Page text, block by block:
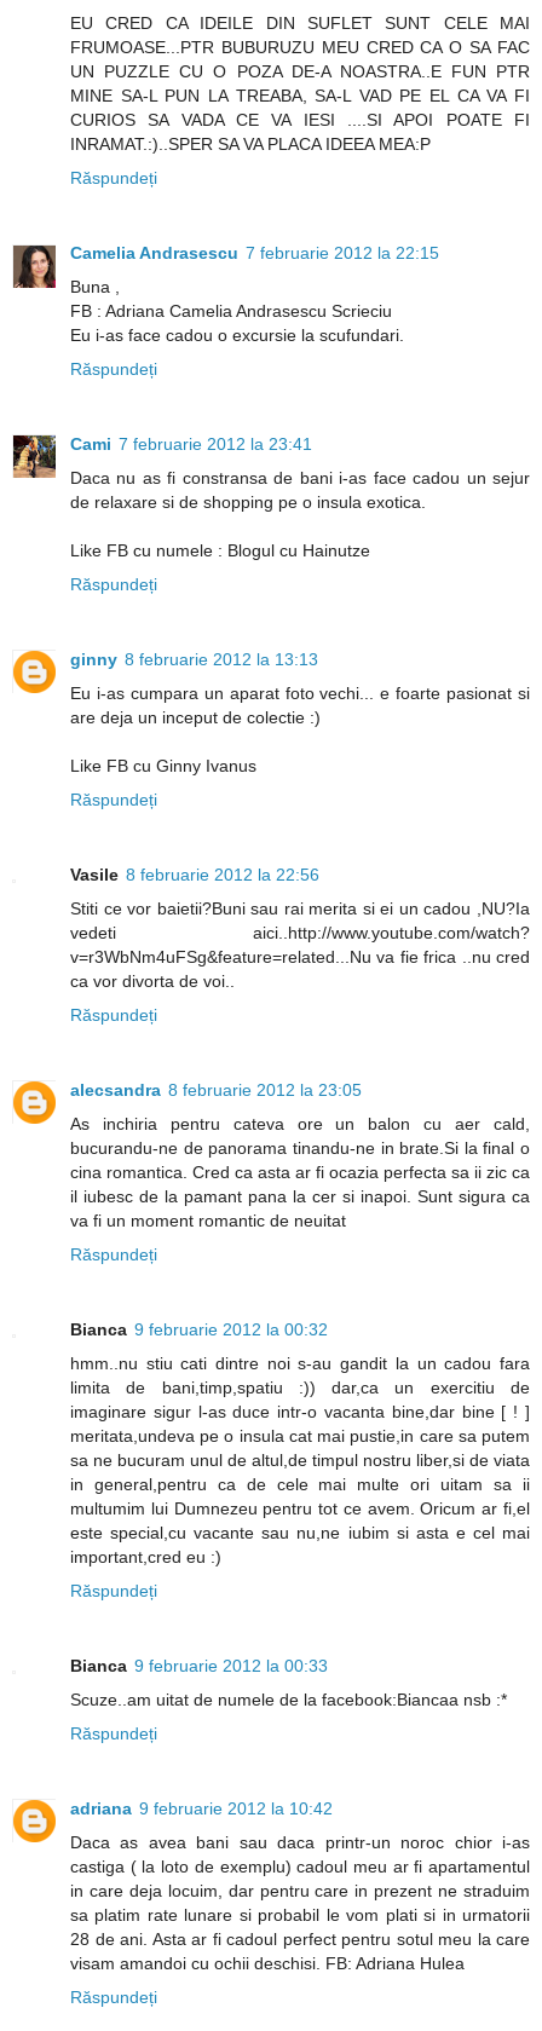
EU CRED CA IDEILE DIN SUFLET SUNT CELE MAI
FRUMOASE...PTR BUBURUZU MEU CRED CA O SA FAC
UN PUZZLE CU O POZA DE-A NOASTRA..E FUN PTR
MINE SA-L PUN LA TREABA, SA-L VAD PE EL CA VA FI
CURIOS SA VADA CE VA IESI ....SI APOI POATE FI
INRAMAT.:)..SPER SA VA PLACA IDEEA MEA:P
Răspundeți
Camelia Andrasescu 7 februarie 2012 la 22:15
Buna ,
FB : Adriana Camelia Andrasescu Scrieciu
Eu i-as face cadou o excursie la scufundari.
Răspundeți
Cami 7 februarie 2012 la 23:41
Daca nu as fi constransa de bani i-as face cadou un sejur
de relaxare si de shopping pe o insula exotica.
Like FB cu numele : Blogul cu Hainutze
Răspundeți
ginny 8 februarie 2012 la 13:13
Eu i-as cumpara un aparat foto vechi... e foarte pasionat si
are deja un inceput de colectie :)
Like FB cu Ginny Ivanus
Răspundeți
Vasile 8 februarie 2012 la 22:56
Stiti ce vor baietii?Buni sau rai merita si ei un cadou ,NU?Ia
vedeti aici..http://www.youtube.com/watch?
v=r3WbNm4uFSg&feature=related...Nu va fie frica ..nu cred
ca vor divorta de voi..
Răspundeți
alecsandra 8 februarie 2012 la 23:05
As inchiria pentru cateva ore un balon cu aer cald,
bucurandu-ne de panorama tinandu-ne in brate.Si la final o
cina romantica. Cred ca asta ar fi ocazia perfecta sa ii zic ca
il iubesc de la pamant pana la cer si inapoi. Sunt sigura ca
va fi un moment romantic de neuitat
Răspundeți
Bianca 9 februarie 2012 la 00:32
hmm..nu stiu cati dintre noi s-au gandit la un cadou fara
limita de bani,timp,spatiu :)) dar,ca un exercitiu de
imaginare sigur l-as duce intr-o vacanta bine,dar bine [ ! ]
meritata,undeva pe o insula cat mai pustie,in care sa putem
sa ne bucuram unul de altul,de timpul nostru liber,si de viata
in general,pentru ca de cele mai multe ori uitam sa ii
multumim lui Dumnezeu pentru tot ce avem. Oricum ar fi,el
este special,cu vacante sau nu,ne iubim si asta e cel mai
important,cred eu :)
Răspundeți
Bianca 9 februarie 2012 la 00:33
Scuze..am uitat de numele de la facebook:Biancaa nsb :*
Răspundeți
adriana 9 februarie 2012 la 10:42
Daca as avea bani sau daca printr-un noroc chior i-as
castiga ( la loto de exemplu) cadoul meu ar fi apartamentul
in care deja locuim, dar pentru care in prezent ne straduim
sa platim rate lunare si probabil le vom plati si in urmatorii
28 de ani. Asta ar fi cadoul perfect pentru sotul meu la care
visam amandoi cu ochii deschisi. FB: Adriana Hulea
Răspundeți